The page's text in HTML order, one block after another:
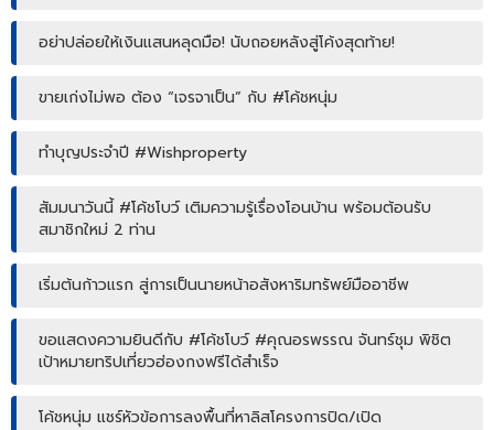
อย่าปล่อยให้เงินแสนหลุดมือ! นับถอยหลังสู่โค้งสุดท้าย!
ขายเก่งไม่พอ ต้อง “เจรจาเป็น” กับ #โค้ชหนุ่ม
ทำบุญประจำปี #Wishproperty
สัมมนาวันนี้ #โค้ชโบว์ เติมความรู้เรื่องโอนบ้าน พร้อมต้อนรับ
สมาชิกใหม่ 2 ท่าน
เริ่มต้นก้าวแรก สู่การเป็นนายหน้าอสังหาริมทรัพย์มืออาชีพ
ขอแสดงความยินดีกับ #โค้ชโบว์ #คุณอรพรรณ จันทร์ชุม พิชิต
เป้าหมายทริปเที่ยวฮ่องกงฟรีได้สำเร็จ
โค้ชหนุ่ม แชร์หัวข้อการลงพื้นที่หาลิสโครงการปิด/เปิด